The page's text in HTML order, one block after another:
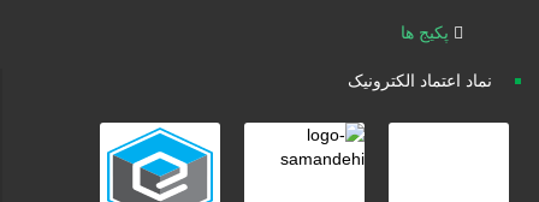
پکیج ها
نماد اعتماد الکترونیک